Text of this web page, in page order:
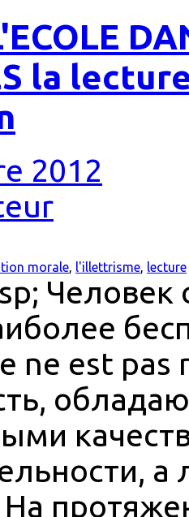
la
2012
morale, l'illettrisme, lecture
Человек
ne est
На